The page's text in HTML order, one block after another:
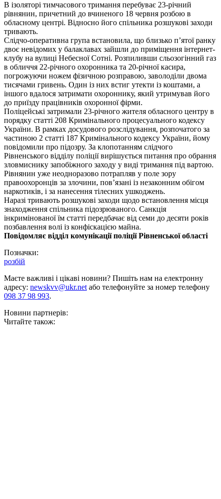
В ізоляторі тимчасового тримання перебуває 23-річний
рівнянин, причетний до вчиненого 18 червня розбою в
обласному центрі. Відносно його спільника розшукові заходи
тривають.
Слідчо-оперативна група встановила, що близько п’ятої ранку
двоє невідомих у балаклавах зайшли до приміщення інтернет-
клубу на вулиці Небесної Сотні. Розпиливши сльозогінний газ
в обличчя 22-річного охоронника та 20-річної касира,
погрожуючи ножем фізичною розправою, заволоділи двома
тисячами гривень. Один із них встиг утекти із коштами, а
іншого вдалося затримати охороннику, який утримував його
до приїзду працівників охоронної фірми.
Поліцейські затримали 23-річного жителя обласного центру в
порядку статті 208 Кримінального процесуального кодексу
України. В рамках досудового розслідування, розпочатого за
частиною 2 статті 187 Кримінального кодексу України, йому
повідомили про підозру. За клопотанням слідчого
Рівненського відділу поліції вирішується питання про обрання
зловмиснику запобіжного заходу у виді тримання під вартою.
Рівнянин уже неодноразово потрапляв у поле зору
правоохоронців за злочини, пов’язані із незаконним обігом
наркотиків, і за нанесення тілесних ушкоджень.
Наразі тривають розшукові заходи щодо встановлення місця
знаходження спільника підозрюваного. Санкція
інкримінованої їм статті передбачає від семи до десяти років
позбавлення волі із конфіскацією майна.
Повідомляє відділ комунікації поліції Рівненської області
Позначки:
розбій
Маєте важливі і цікаві новини? Пишіть нам на електронну
адресу: newskvv@ukr.netабо телефонуйте за номер телефону
098 37 98 993.
Новини партнерів:
Читайте також: